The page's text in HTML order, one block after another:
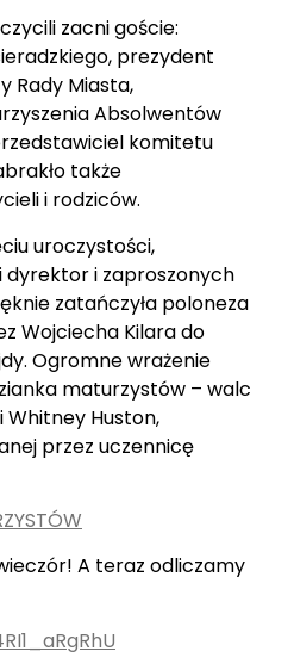
zacni goście:
prezydent
Rady Miasta,
Absolwentów
komitetu
także
i rodziców.
uroczystości,
i zaproszonych
zatańczyła poloneza
Wojciecha Kilara do
Ogromne wrażenie
maturzystów – walc
Huston,
przez uczennicę
A teraz odliczamy